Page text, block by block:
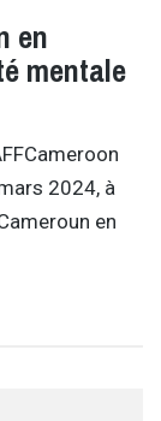
en
mentale
2024, à
en